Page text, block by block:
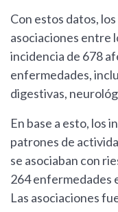
Con estos datos,
asociaciones entre
incidencia de 678
enfermedades,
digestivas,
En base a esto, los
patrones de
se asociaban con
264 enfermedades
Las asociaciones